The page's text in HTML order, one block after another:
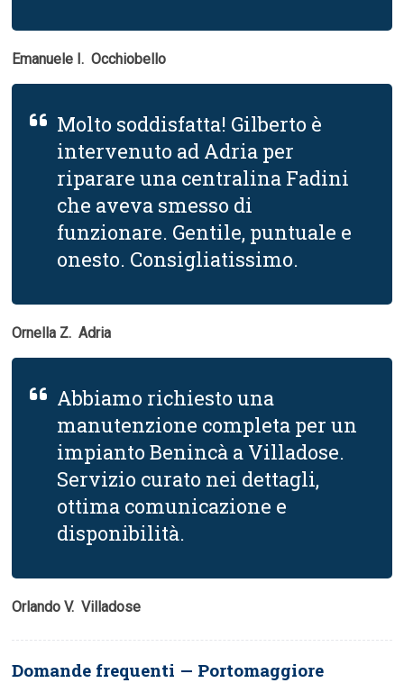
Emanuele I.  Occhiobello
Molto soddisfatta! Gilberto è
intervenuto ad Adria per
riparare una centralina Fadini
che aveva smesso di
funzionare. Gentile, puntuale e
onesto. Consigliatissimo.
Ornella Z.  Adria
Abbiamo richiesto una
manutenzione completa per un
impianto Benincà a Villadose.
Servizio curato nei dettagli,
ottima comunicazione e
disponibilità.
Orlando V.  Villadose
Domande frequenti — Portomaggiore